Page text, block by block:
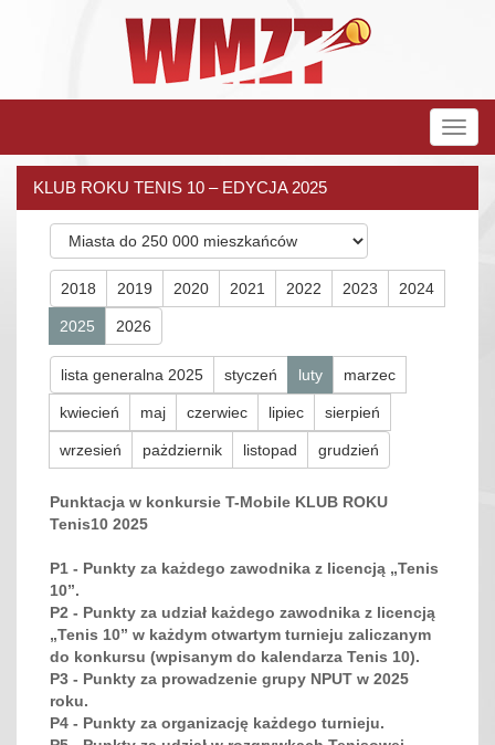
KLUB ROKU TENIS 10 – EDYCJA 2025
2018 2019 2020 2021 2022 2023 2024
2025 2026
lista generalna 2025 styczeń luty marzec
kwiecień maj czerwiec lipiec sierpień
wrzesień pażdziernik listopad grudzień
Punktacja w konkursie T-Mobile KLUB ROKU
Tenis10 2025
P1 - Punkty za każdego zawodnika z licencją „Tenis
10”.
P2 - Punkty za udział każdego zawodnika z licencją
„Tenis 10” w każdym otwartym turnieju zaliczanym
do konkursu (wpisanym do kalendarza Tenis 10).
P3 - Punkty za prowadzenie grupy NPUT w 2025
roku.
P4 - Punkty za organizację każdego turnieju.